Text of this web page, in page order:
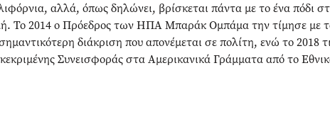
αλλά, όπως δηλώνει, βρίσκεται πάντα με το ένα πόδι
Το 2014 ο Πρόεδρος των ΗΠΑ Μπαράκ Ομπάμα την τίμησε με
διάκριση που απονέμεται σε πολίτη, ενώ το 2018
Συνεισφοράς στα Αμερικανικά Γράμματα από το